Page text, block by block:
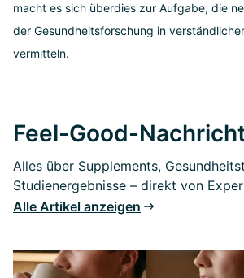
macht es sich überdies zur Aufgabe, die
der Gesundheitsforschung in
vermitteln.
Feel-Good-
Alles über Supplements,
Studienergebnisse – direkt von
Alle Artikel anzeigen